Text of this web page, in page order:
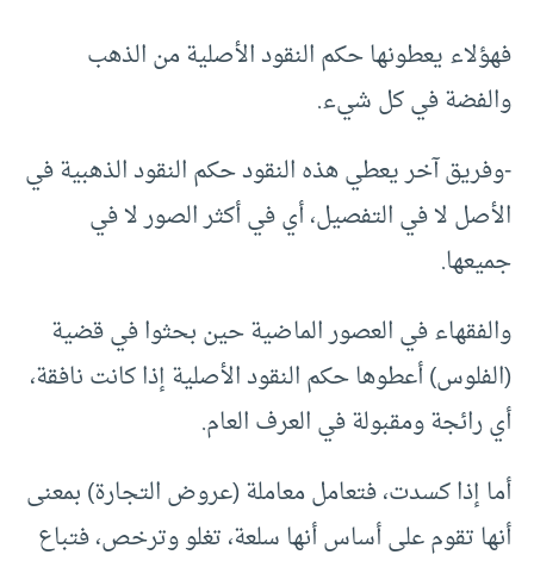
فهؤلاء يعطونها حكم النقود الأصلية من الذهب
والفضة في كل شيء.
-وفريق آخر يعطي هذه النقود حكم النقود الذهبية في
الأصل لا في التفصيل، أي في أكثر الصور لا في
جميعها.
والفقهاء في العصور الماضية حين بحثوا في قضية
(الفلوس) أعطوها حكم النقود الأصلية إذا كانت نافقة،
أي رائجة ومقبولة في العرف العام.
أما إذا كسدت، فتعامل معاملة (عروض التجارة) بمعنى
أنها تقوم على أساس أنها سلعة، تغلو وترخص، فتباع